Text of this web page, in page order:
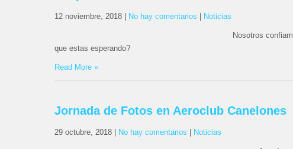
12 noviembre, 2018 No hay comentarios Noticias
Nosotros
que estas esperando?
Read More »
Jornada de Fotos en Aeroclub Canelones
29 octubre, 2018 No hay comentarios Noticias